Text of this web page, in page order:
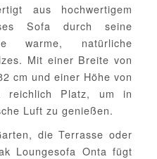
aus hochwertigem
Sofa durch seine
warme, natürliche
Mit einer Breite von
cm und einer Höhe von
Platz, um in
Luft zu genießen.
die Terrasse oder
Loungesofa Onta fügt